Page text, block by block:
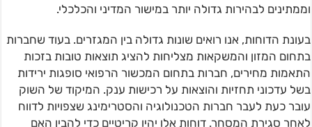
וממתינים לבהירות גדולה יותר במישור המדיני והכלכלי.
בעונת הדוחות, אנו רואים שונות גדולה בין המגזרים. בעוד שחברות
בתחום המזון והמשקאות מצליחות להציג תוצאות טובות בזכות
התאמות מחירים, חברות בתחום המכשור הרפואי סופגות ירידות
בשל עדכוני תחזיות והוצאות על רכישות ענק. המיקוד של השוק
עובר כעת לעבר חברות הטכנולוגיה והסטרימינג שצפויות לדווח
לאחר סגירת המסחר. דוחות אלו יהיו קריטיים כדי להבין האם